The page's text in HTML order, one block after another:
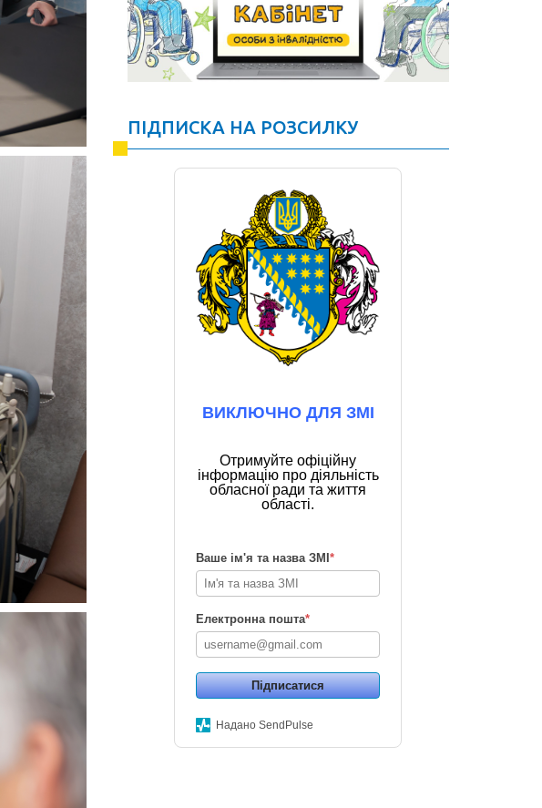
ПІДПИСКА НА РОЗСИЛКУ
ВИКЛЮЧНО ДЛЯ ЗМІ
Отримуйте офіційну
інформацію про діяльність
обласної ради та життя
області.
Ваше ім'я та назва ЗМІ*
Електронна пошта*
Підписатися
Надано SendPulse